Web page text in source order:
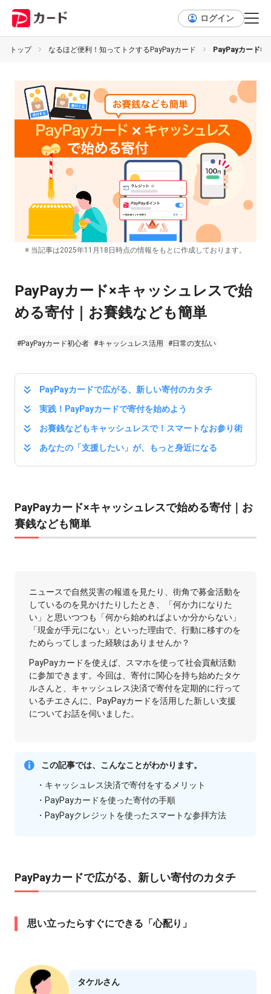
ログイン
トップ なるほど便利！知ってトクするPayPayカード PayPayカード×
※ 当記事は2025年11月18日時点の情報をもとに作成しております。
PayPayカード×キャッシュレスで始
める寄付｜お賽銭なども簡単
#PayPayカード初心者 #キャッシュレス活用 #日常の支払い
PayPayカードで広がる、新しい寄付のカタチ
実践！PayPayカードで寄付を始めよう
お賽銭などもキャッシュレスで！スマートなお参り術
あなたの「支援したい」が、もっと身近になる
PayPayカード×キャッシュレスで始める寄付｜お
賽銭なども簡単
ニュースで自然災害の報道を見たり、街角で募金活動を
しているのを見かけたりしたとき、「何か力になりた
い」と思いつつも「何から始めればよいか分からない」
「現金が手元にない」といった理由で、行動に移すのを
ためらってしまった経験はありませんか？
PayPayカードを使えば、スマホを使って社会貢献活動
に参加できます。今回は、寄付に関心を持ち始めたタケ
ルさんと、キャッシュレス決済で寄付を定期的に行って
いるチエさんに、PayPayカードを活用した新しい支援
についてお話を伺いました。
この記事では、こんなことがわかります。
・キャッシュレス決済で寄付をするメリット
・PayPayカードを使った寄付の手順
・PayPayクレジットを使ったスマートな参拝方法
PayPayカードで広がる、新しい寄付のカタチ
思い立ったらすぐにできる「心配り」
タケルさん